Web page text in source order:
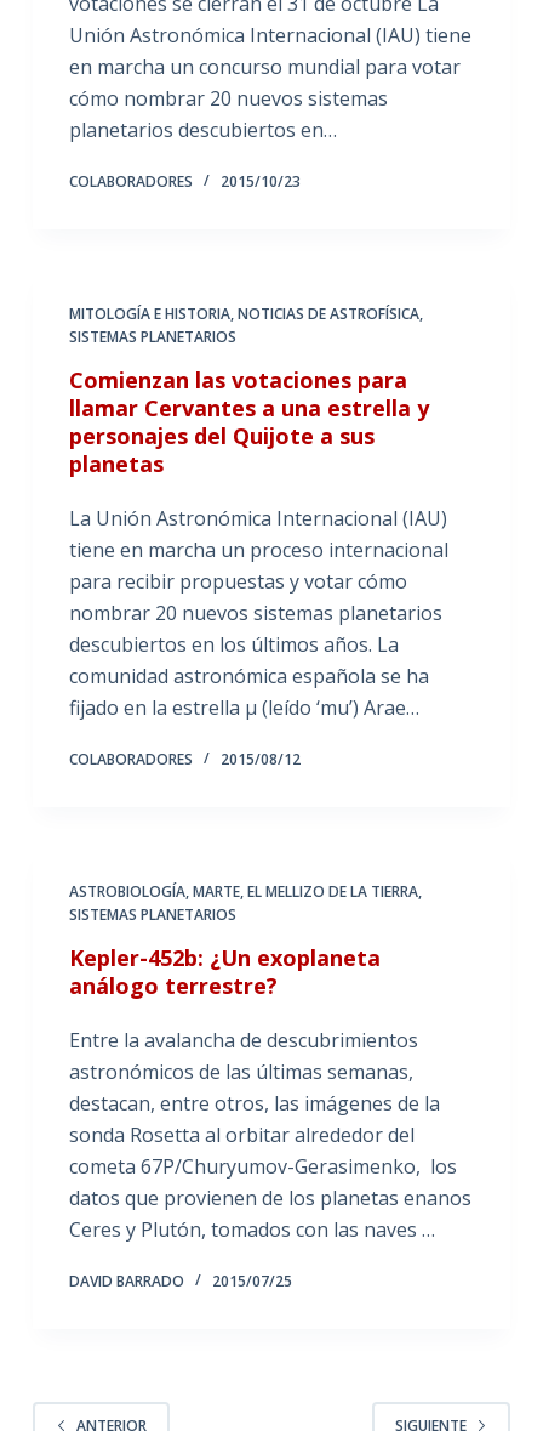
Unión Astronómica Internacional (IAU) tiene
en marcha un concurso mundial para votar
cómo nombrar 20 nuevos sistemas
planetarios descubiertos en…
COLABORADORES 2015/10/23
MITOLOGÍA E HISTORIA,NOTICIAS DE ASTROFÍSICA,
SISTEMAS PLANETARIOS
Comienzan las votaciones para
llamar Cervantes a una estrella y
personajes del Quijote a sus
planetas
La Unión Astronómica Internacional (IAU)
tiene en marcha un proceso internacional
para recibir propuestas y votar cómo
nombrar 20 nuevos sistemas planetarios
descubiertos en los últimos años. La
comunidad astronómica española se ha
fijado en la estrella μ (leído ‘mu’) Arae…
COLABORADORES 2015/08/12
ASTROBIOLOGÍA,MARTE, EL MELLIZO DE LA TIERRA,
SISTEMAS PLANETARIOS
Kepler-452b: ¿Un exoplaneta
análogo terrestre?
Entre la avalancha de descubrimientos
astronómicos de las últimas semanas,
destacan, entre otros, las imágenes de la
sonda Rosetta al orbitar alrededor del
cometa 67P/Churyumov-Gerasimenko, los
datos que provienen de los planetas enanos
Ceres y Plutón, tomados con las naves …
DAVID BARRADO 2015/07/25
ANTERIOR SIGUIENTE